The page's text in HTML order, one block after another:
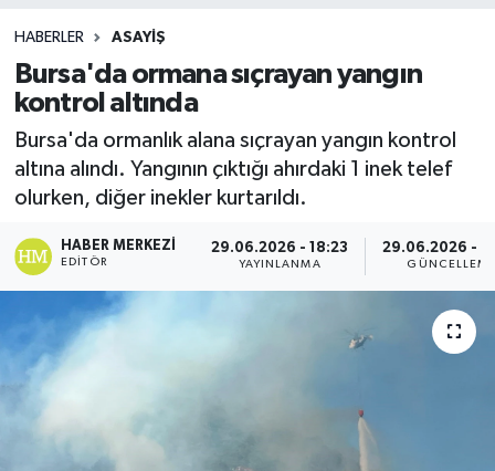
HABERLER ASAYIŞ
Bursa'da ormana sıçrayan yangın
kontrol altında
Bursa'da ormanlık alana sıçrayan yangın kontrol
altına alındı. Yangının çıktığı ahırdaki 1 inek telef
olurken, diğer inekler kurtarıldı.
HABER MERKEZI
EDITÖR
29.06.2026 - 18:23
YAYINLANMA
29.06.2026 -
Magazin
Spor
Sağlık
Teknoloji
Turizm
Kültür - Sanat
Lider Haber TV Canlı Yayın izle
Süper Lig Puan Durumu ve Fikstür
Tüm Manşetler
Son Dakika Haberleri
Haber Arşivi